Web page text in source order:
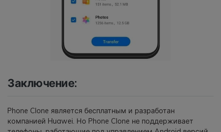
Заключение:
Phone Clone является бесплатным и разработан
компанией Huawei. Но Phone Clone не поддерживает